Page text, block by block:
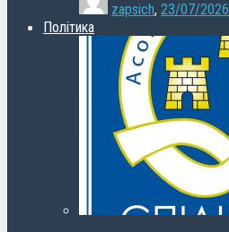
zapsich, 23/07/2026
Політика